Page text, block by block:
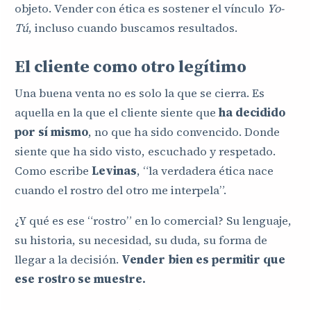
objeto. Vender con ética es sostener el vínculo Yo-
Tú, incluso cuando buscamos resultados.
El cliente como otro legítimo
Una buena venta no es solo la que se cierra. Es
aquella en la que el cliente siente que ha decidido
por sí mismo, no que ha sido convencido. Donde
siente que ha sido visto, escuchado y respetado.
Como escribe Levinas, “la verdadera ética nace
cuando el rostro del otro me interpela”.
¿Y qué es ese “rostro” en lo comercial? Su lenguaje,
su historia, su necesidad, su duda, su forma de
llegar a la decisión. Vender bien es permitir que
ese rostro se muestre.